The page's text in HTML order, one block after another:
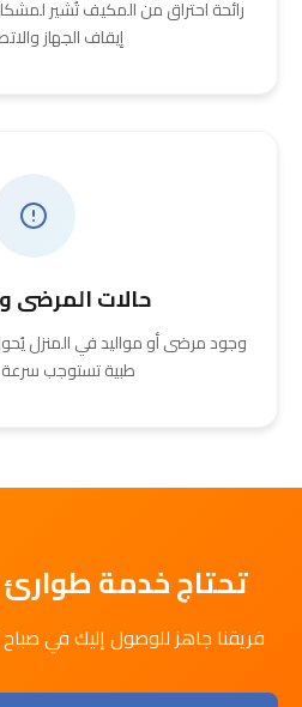
رائحة احتراق من المكيف تُشير
إيقاف الجهاز
حالات المرضى
وجود مرضى أو مواليد في المنزل
طبية تستوجب سرعة
تحتاج خدمة طوارئ 24 ساعة
فريقنا جاهز للوصول إليك في